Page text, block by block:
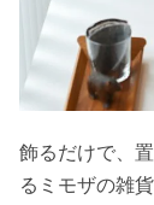
飾るだけで、
るミモザの雑